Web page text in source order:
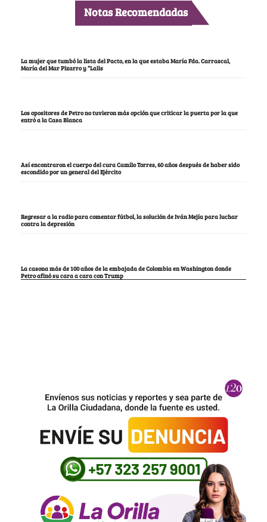
Notas Recomendadas
La mujer que tumbó la lista del Pacto, en la que estaba María Fda. Carrascal,
María del Mar Pizarro y “Lalis
Los opositores de Petro no tuvieron más opción que criticar la puerta por la que
entró a la Casa Blanca
Así encontraron el cuerpo del cura Camilo Torres, 60 años después de haber sido
escondido por un general del Ejército
Regresar a la radio para comentar fútbol, la solución de Iván Mejía para luchar
contra la depresión
La casona más de 100 años de la embajada de Colombia en Washington donde
Petro afinó su cara a cara con Trump